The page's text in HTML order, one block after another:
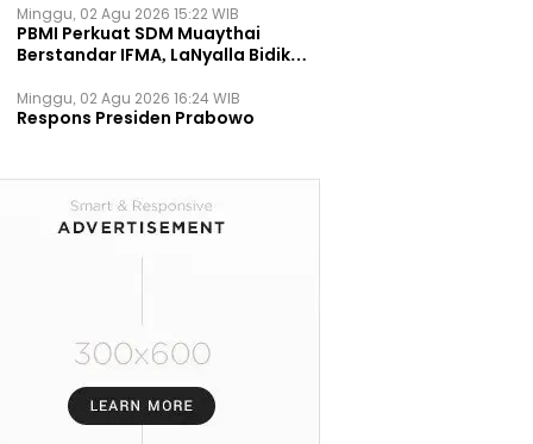
Permanen
Minggu, 02 Agu 2026 15:22 WIB
PBMI Perkuat SDM Muaythai
Berstandar IFMA, LaNyalla Bidik
Minggu, 02 Agu 2026 16:24 WIB
Respons Presiden Prabowo